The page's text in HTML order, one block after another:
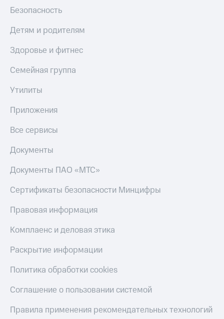
и
с
на карту
Оплата
коду
магазин
Смартфоны
Наушники
и
колонки
часы
трекеры
Умный
Безопасность
Детям и родителям
Здоровье и фитнес
Семейная группа
Утилиты
Приложения
Все сервисы
Документы
Документы ПАО «МТС»
Сертификаты безопасности Минцифры
Правовая информация
Комплаенс и деловая этика
Раскрытие информации
Политика обработки cookies
Соглашение о пользовании системой
Правила применения рекомендательных технологий